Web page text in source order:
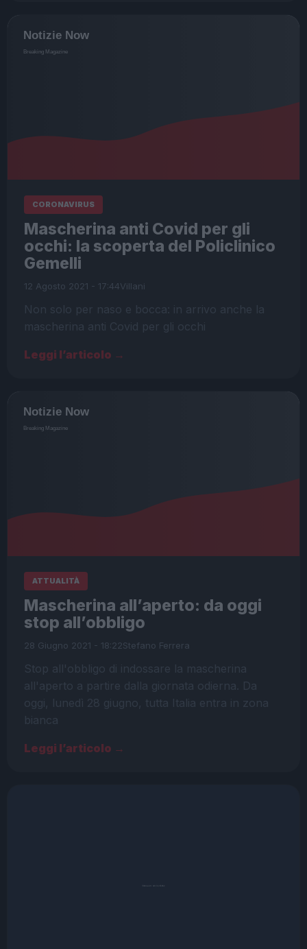
CORONAVIRUS
Mascherina anti Covid per gli
occhi: la scoperta del Policlinico
Gemelli
12 Agosto 2021 - 17:44Villani
Non solo per naso e bocca: in arrivo anche la
mascherina anti Covid per gli occhi
Leggi l’articolo →
ATTUALITÀ
Mascherina all’aperto: da oggi
stop all’obbligo
28 Giugno 2021 - 18:22Stefano Ferrera
Stop all'obbligo di indossare la mascherina
all'aperto a partire dalla giornata odierna. Da
oggi, lunedì 28 giugno, tutta Italia entra in zona
bianca
Leggi l’articolo →